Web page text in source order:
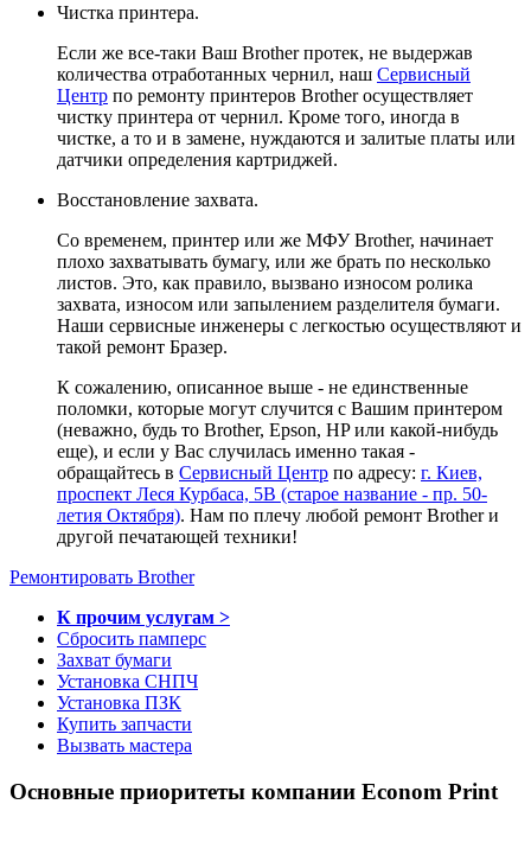
Чистка принтера.
Если же все-таки Ваш Brother протек, не выдержав
количества отработанных чернил, наш Сервисный
Центр по ремонту принтеров Brother осуществляет
чистку принтера от чернил. Кроме того, иногда в
чистке, а то и в замене, нуждаются и залитые платы или
датчики определения картриджей.
Восстановление захвата.
Со временем, принтер или же МФУ Brother, начинает
плохо захватывать бумагу, или же брать по несколько
листов. Это, как правило, вызвано износом ролика
захвата, износом или запылением разделителя бумаги.
Наши сервисные инженеры с легкостью осуществляют и
такой ремонт Бразер.
К сожалению, описанное выше - не единственные
поломки, которые могут случится с Вашим принтером
(неважно, будь то Brother, Epson, HP или какой-нибудь
еще), и если у Вас случилась именно такая -
обращайтесь в Сервисный Центр по адресу: г. Киев,
проспект Леся Курбаса, 5В (старое название - пр. 50-
летия Октября). Нам по плечу любой ремонт Brother и
другой печатающей техники!
Ремонтировать Brother
К прочим услугам >
Сбросить памперс
Захват бумаги
Установка СНПЧ
Установка ПЗК
Купить запчасти
Вызвать мастера
Основные приоритеты компании Econom Print